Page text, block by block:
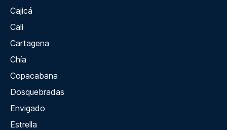
Cajicá
Cali
Cartagena
Chía
Copacabana
Dosquebradas
Envigado
Estrella